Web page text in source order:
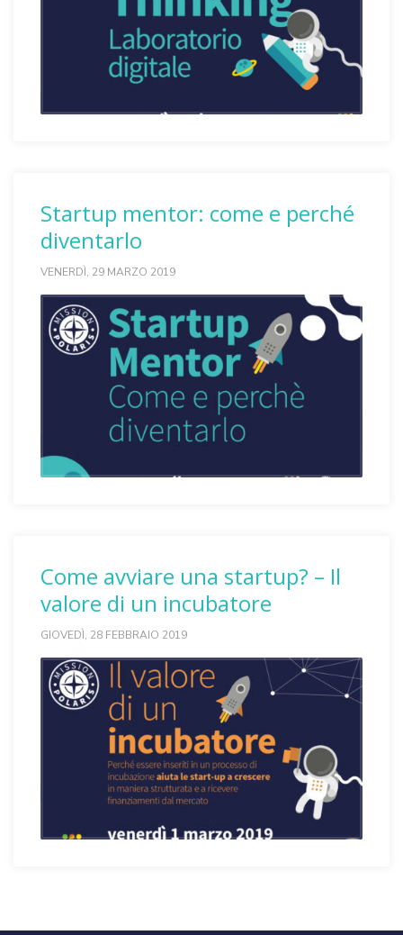
Startup mentor: come e perché
diventarlo
VENERDÌ, 29 MARZO 2019
Come avviare una startup? – Il
valore di un incubatore
GIOVEDÌ, 28 FEBBRAIO 2019